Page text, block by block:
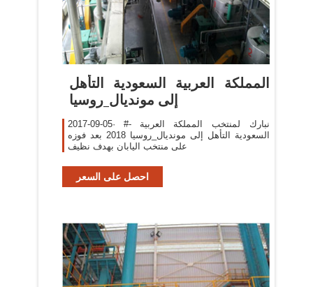
‫المملكة العربية السعودية التأهل
إلى مونديال_روسيا
2017-09-05· #- ‏نبارك لمنتخب المملكة العربية
السعودية التأهل إلى مونديال_روسيا 2018 بعد فوزه
على منتخب اليابان بهدف نظيف
احصل على السعر